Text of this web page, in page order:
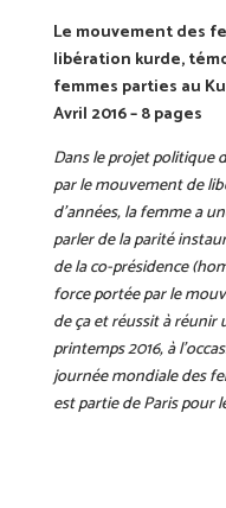
Le mouvement des
libération kurde,
femmes parties au
Avril 2016 – 8 pages
Dans le projet politique
par le mouvement de
d’années, la femme a
parler de la parité
de la co-présidence
force portée par le
de ça et réussit à
printemps 2016, à
journée mondiale des
est partie de Paris pour